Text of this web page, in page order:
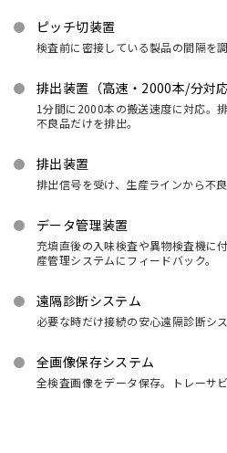
ピッチ切装置
検査前に密接している製品の間隔を調
排出装置（高速・2000本/分対応
1分間に2000本の搬送速度に対応。
不良品だけを排出。
排出装置
排出信号を受け、生産ラインから不良
データ管理装置
充填直後の入味検査や異物検査機に
産管理システムにフィードバック。
遠隔診断システム
必要な時だけ接続の安心遠隔診断シス
全画像保存システム
全検査画像をデータ保存。トレーサビ